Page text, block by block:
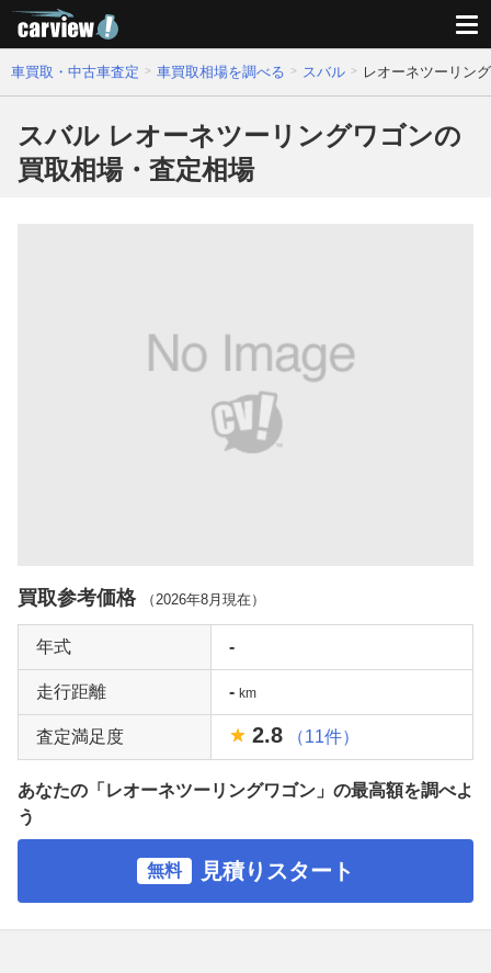
車買取・中古車査定 車買取相場を調べる スバル レオーネツーリン
スバル レオーネツーリングワゴンの
買取相場・査定相場
買取参考価格 （2026年8月 現在）
年式 -
走行距離 - km
査定満足度 2.8 （11件）
あなたの「レオーネツーリングワゴン」の最高額を調べよ
う
無料 見積りスタート